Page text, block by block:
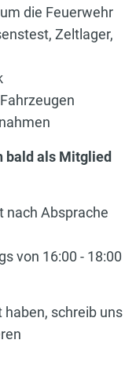
die Feuerwehr
Zeltlager,
bald als Mitglied
nach Absprache
von 16:00 - 18:00
schreib uns